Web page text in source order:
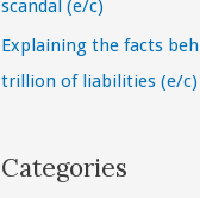
scandal (e/c)
Explaining the facts
trillion of liabilities (e/c)
Categories